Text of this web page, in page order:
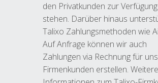
den Privatkunden zur Verfügung
stehen. Darüber hinaus
Talixo Zahlungsmethoden wie
Auf Anfrage können wir auch
Zahlungen via Rechnung für
Firmenkunden erstellen. Weitere